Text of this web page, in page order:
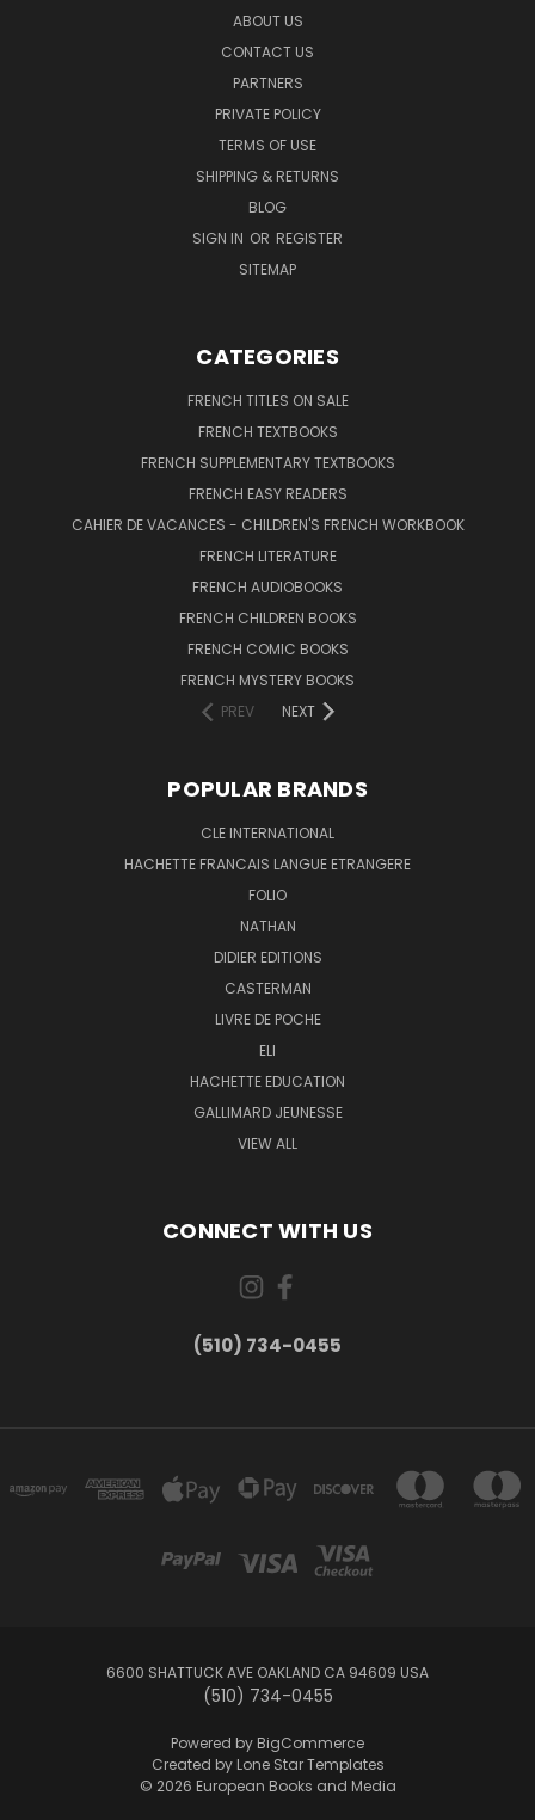
ABOUT US
CONTACT US
PARTNERS
PRIVATE POLICY
TERMS OF USE
SHIPPING & RETURNS
BLOG
SIGN IN OR REGISTER
SITEMAP
CATEGORIES
FRENCH TITLES ON SALE
FRENCH TEXTBOOKS
FRENCH SUPPLEMENTARY TEXTBOOKS
FRENCH EASY READERS
CAHIER DE VACANCES - CHILDREN'S FRENCH WORKBOOK
FRENCH LITERATURE
FRENCH AUDIOBOOKS
FRENCH CHILDREN BOOKS
FRENCH COMIC BOOKS
FRENCH MYSTERY BOOKS
PREV
NEXT
POPULAR BRANDS
CLE INTERNATIONAL
HACHETTE FRANCAIS LANGUE ETRANGERE
FOLIO
NATHAN
DIDIER EDITIONS
CASTERMAN
LIVRE DE POCHE
ELI
HACHETTE EDUCATION
GALLIMARD JEUNESSE
VIEW ALL
CONNECT WITH US
(510) 734-0455
6600 SHATTUCK AVE OAKLAND CA 94609 USA
(510) 734-0455
Powered by BigCommerce
Created by Lone Star Templates
© 2026 European Books and Media